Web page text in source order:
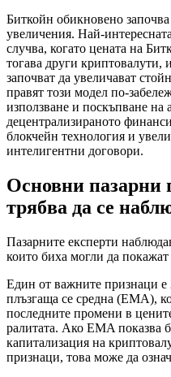
Биткойн обикновено
увеличения. Най-
случва, когато цената на
тогава други криптовалути,
започват да увеличават
правят този модел по-
използване и поскъпване на
децентрализираното
блокчейн технология и
интелигентни договори.
Основни пазарни
трябва да се
Пазарните експерти
които биха могли да
Един от важните признаци е
плъзгаща се средна (EMA),
последните промени в
ралитата. Ако EMA показва
капитализация на
признаци, това може да